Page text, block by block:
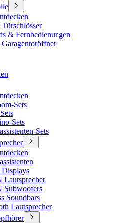
Türschlösser
& Fernbedienungen
Garagentoröffner
Sets
Sets
Sets
Displays
Subwoofers
Soundbars
Lautsprecher